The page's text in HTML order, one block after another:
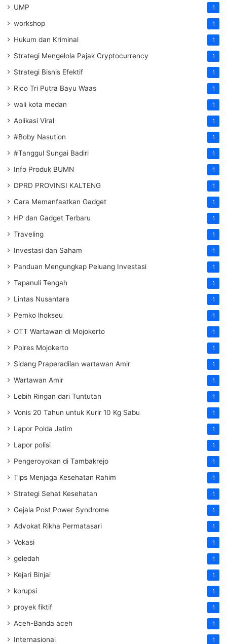
UMP 1
workshop 1
Hukum dan Kriminal 1
Strategi Mengelola Pajak Cryptocurrency 1
Strategi Bisnis Efektif 1
Rico Tri Putra Bayu Waas 1
wali kota medan 1
Aplikasi Viral 1
#Boby Nasution 1
#Tanggul Sungai Badiri 1
Info Produk BUMN 1
DPRD PROVINSI KALTENG 1
Cara Memanfaatkan Gadget 1
HP dan Gadget Terbaru 1
Traveling 1
Investasi dan Saham 1
Panduan Mengungkap Peluang Investasi 1
Tapanuli Tengah 1
Lintas Nusantara 1
Pemko lhokseu 1
OTT Wartawan di Mojokerto 1
Polres Mojokerto 1
Sidang Praperadilan wartawan Amir 1
Wartawan Amir 1
Lebih Ringan dari Tuntutan 1
Vonis 20 Tahun untuk Kurir 10 Kg Sabu 1
Lapor Polda Jatim 1
Lapor polisi 1
Pengeroyokan di Tambakrejo 1
Tips Menjaga Kesehatan Rahim 1
Strategi Sehat Kesehatan 1
Gejala Post Power Syndrome 1
Advokat Rikha Permatasari 1
Vokasi 1
geledah 1
Kejari Binjai 1
korupsi 1
proyek fiktif 1
Aceh-Banda aceh 1
Internasional 1